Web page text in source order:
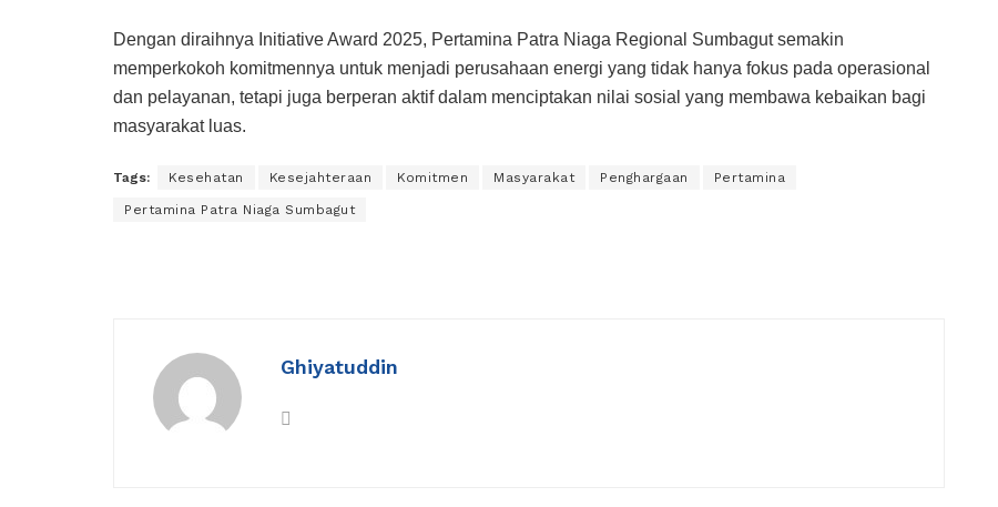
Dengan diraihnya Initiative Award 2025, Pertamina Patra Niaga Regional Sumbagut semakin
memperkokoh komitmennya untuk menjadi perusahaan energi yang tidak hanya fokus pada operasional
dan pelayanan, tetapi juga berperan aktif dalam menciptakan nilai sosial yang membawa kebaikan bagi
masyarakat luas.
Tags: Kesehatan Kesejahteraan Komitmen Masyarakat Penghargaan Pertamina
Pertamina Patra Niaga Sumbagut
Ghiyatuddin